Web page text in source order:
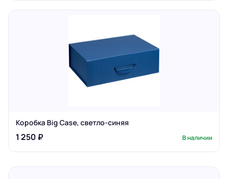
Коробка Big Case, светло-синяя
1 250 ₽ В наличии